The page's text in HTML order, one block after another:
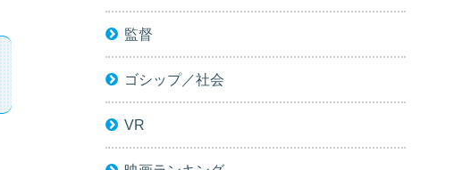
監督
ゴシップ／社会
VR